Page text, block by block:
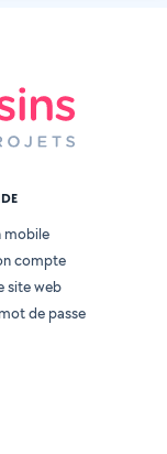
mobile
compte
site web
de passe